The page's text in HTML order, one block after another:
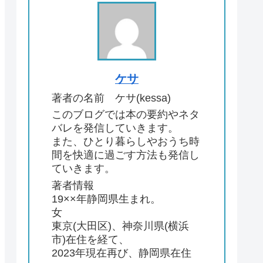
ケサ
著者の名前 ケサ(kessa)
このブログでは本の要約やネタ
バレを発信していきます。
また、ひとり暮らしやおうち時
間を快適に過ごす方法も発信し
ていきます。
著者情報
19××年静岡県生まれ。
女
東京(大田区)、神奈川県(横浜
市)在住を経て、
2023年現在再び、静岡県在住